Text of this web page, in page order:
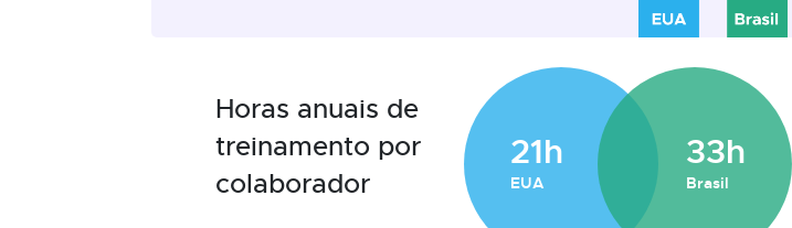
Horas anuais de
treinamento por
colaborador
21h
EUA
33h
Brasil